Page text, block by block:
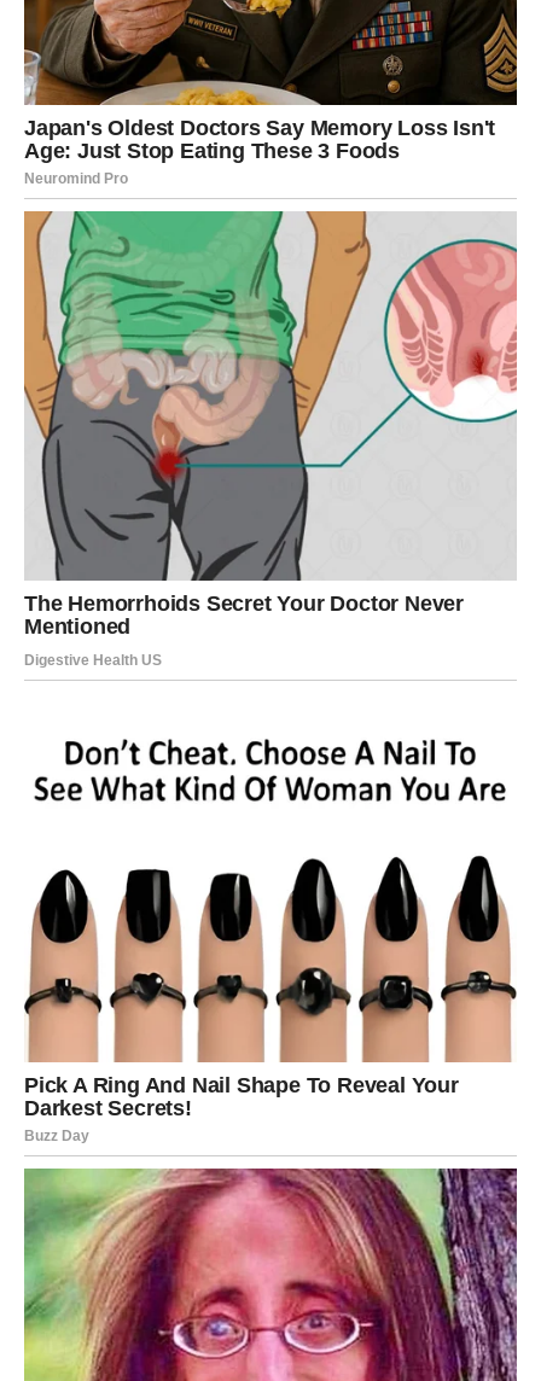
osjećaju uključeno.
Zajedno ka Boljoj Budućnosti
Na kraju, rezultati ove ankete ne predstavljaju samo
statistički pregled javnog mnijenja. Oni otkrivaju duboku
težnju za tolerancijom, razumijevanjem i zajedništvom.
Mlade i starije generacije uče jedna od drugih i zajedno
mogu stvoriti temelj za budućnost u kojoj mržnja neće
imati centralno mjesto. Spojeni, ovi glasovi predstavljaju
snagu koja može izgraditi društvo koje se temelji na
poštovanju i saradnji, unatoč historijskim ranama koje su
nas oblikovale. Ovakvi nalazi nude nadu da, iako je
prošlost često teška, budućnost Balkana može biti
ispunjena mogućnostima. Kako se društva razvijaju i
mijenjaju, tako i prilike za suradnju i razumijevanje
postaju sve stvarnije. U tom svjetlu, Hrvatska i širi Balkan
mogu postati primjer kako se iz bolne historije može
izgraditi stabilno i prosperitetno društvo. Na tom putu,
ključno je osnažiti mlade ljude, pružiti im alate za dijalog i
razumijevanje te omogućiti im da budu aktivni sudionici u
oblikovanju budućnosti svog društva.